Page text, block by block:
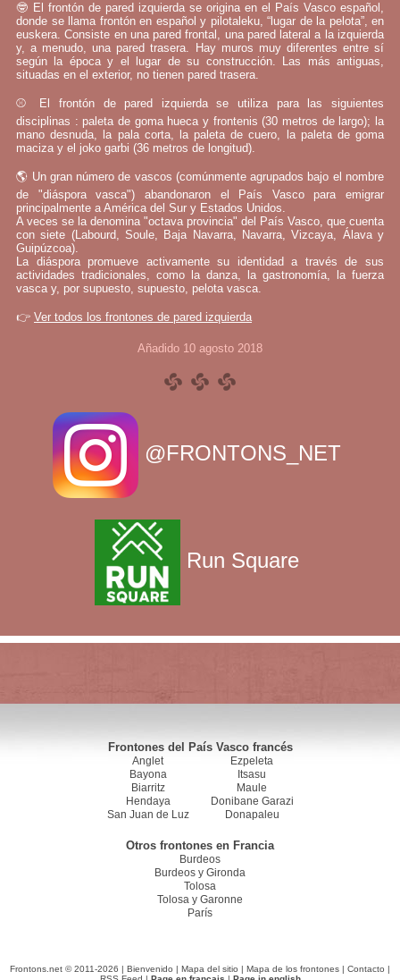
🤓 El frontón de pared izquierda se origina en el País Vasco español,
donde se llama frontón en español y pilotaleku, “lugar de la pelota”, en
euskera. Consiste en una pared frontal, una pared lateral a la izquierda
y, a menudo, una pared trasera. Hay muros muy diferentes entre sí
según la época y el lugar de su construcción. Las más antiguas,
situadas en el exterior, no tienen pared trasera.
⚾ El frontón de pared izquierda se utiliza para las siguientes
disciplinas : paleta de goma hueca y frontenis (30 metros de largo); la
mano desnuda, la pala corta, la paleta de cuero, la paleta de goma
maciza y el joko garbi (36 metros de longitud).
🌎 Un gran número de vascos (comúnmente agrupados bajo el nombre
de "diáspora vasca") abandonaron el País Vasco para emigrar
principalmente a América del Sur y Estados Unidos.
A veces se la denomina "octava provincia" del País Vasco, que cuenta
con siete (Labourd, Soule, Baja Navarra, Navarra, Vizcaya, Álava y
Guipúzcoa).
La diáspora promueve activamente su identidad a través de sus
actividades tradicionales, como la danza, la gastronomía, la fuerza
vasca y, por supuesto, supuesto, pelota vasca.
👉 Ver todos los frontones de pared izquierda
Añadido 10 agosto 2018
@FRONTONS_NET
Run Square
Frontones del País Vasco francés
Anglet
Bayona
Biarritz
Hendaya
San Juan de Luz
Ezpeleta
Itsasu
Maule
Donibane Garazi
Donapaleu
Otros frontones en Francia
Burdeos
Burdeos y Gironda
Tolosa
Tolosa y Garonne
París
Frontons.net © 2011-2026 | Bienvenido | Mapa del sitio | Mapa de los frontones | Contacto |